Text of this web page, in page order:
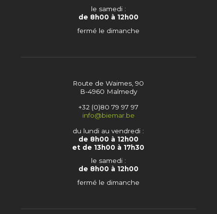
le samedi :
de 8h00 à 12h00
fermé le dimanche
Route de Waimes, 90
B-4960 Malmedy
+32 (0)80 79 97 97
info@biemar.be
du lundi au vendredi :
de 8h00 à 12h00
et de 13h00 à 17h30
le samedi :
de 8h00 à 12h00
fermé le dimanche